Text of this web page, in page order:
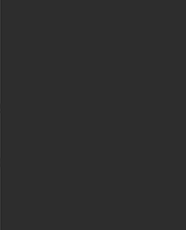
«دکتر سید